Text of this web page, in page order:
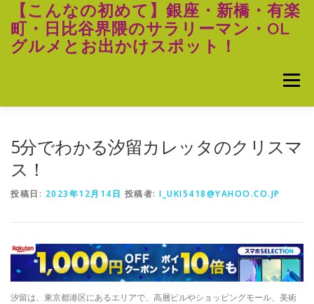
キ
【こんなの初めて】銀座・新橋・有楽
町・日比谷界隈のサラリーマン・OL
グルメとお出かけスポット！
メニュー
5分でわかる汐留カレッタのクリスマ
ス！
投稿日: 2023年12月14日 投稿者: I_UKI5418@YAHOO.CO.JP
汐留は、東京都港区にあるエリアで、高層ビルやショッピングモール、美術